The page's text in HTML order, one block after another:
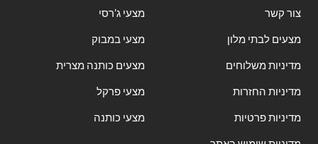
צור קשר
מצעים לבתי מלון
מדיניות משלוחים
מדיניות החזרות
מדיניות פרטיות
מצעי ג'רסי
מצעי במבוק
מצעים כותנה מצרית
מצעי פרקל
מצעי כותנה